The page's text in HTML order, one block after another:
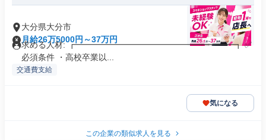
大分県大分市
月給26万5000円～37万円
求める人材: ┏━━━━━━━━━━━━━━━━━━━┓ ✅️
必須条件 ・高校卒業以...
交通費支給
気になる
この企業の類似求人を見る